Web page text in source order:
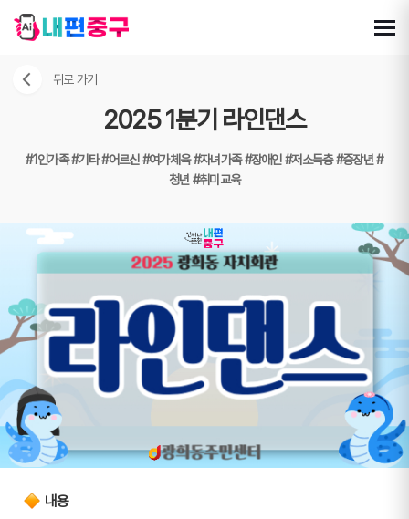
뒤로 가기
2025 1분기 라인댄스
#1인가족#기타#어르신#여가체육#자녀가족#장애인#저소득층#중장년#
청년#취미교육
내용